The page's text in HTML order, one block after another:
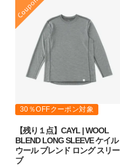
30％OFFクーポン対象
【残り１点】CAYL | WOOL
BLEND LONG SLEEVE ケイル
ウール ブレンド ロング スリー
ブ